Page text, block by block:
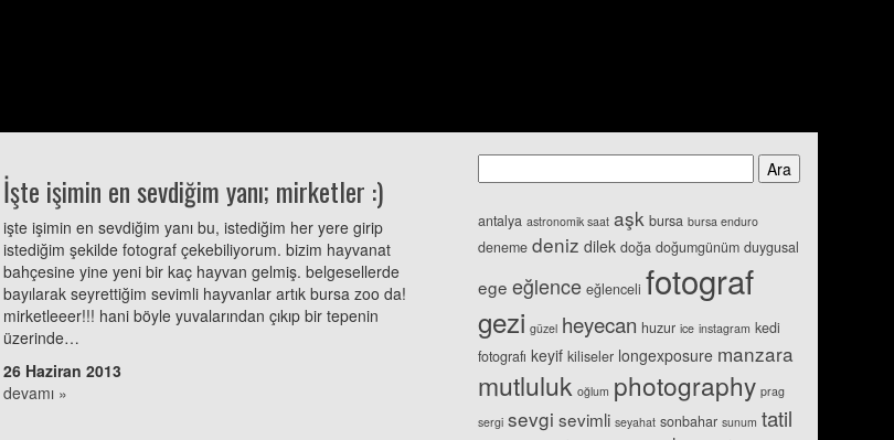
İşte işimin en sevdiğim yanı; mirketler :)
işte işimin en sevdiğim yanı bu, istediğim her yere girip
istediğim şekilde fotograf çekebiliyorum. bizim hayvanat
bahçesine yine yeni bir kaç hayvan gelmiş. belgesellerde
bayılarak seyrettiğim sevimli hayvanlar artık bursa zoo da!
mirketleeer!!! hani böyle yuvalarından çıkıp bir tepenin
üzerinde…
26 Haziran 2013
devamı »
antalya astronomik saat aşk bursa bursa enduro
deneme deniz dilek doğa doğumgünüm duygusal
ege eğlence eğlenceli fotograf
gezi güzel heyecan huzur ice instagram kedi
fotografı keyif kiliseler longexposure manzara
mutluluk oğlum photography prag
sergi sevgi sevimli seyahat sonbahar sunum tatil